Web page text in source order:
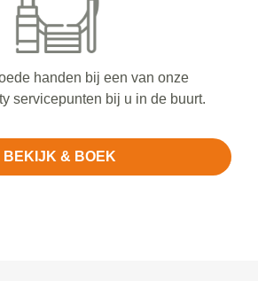
handen bij een van onze
servicepunten bij u in de buurt.
BEKIJK & BOEK